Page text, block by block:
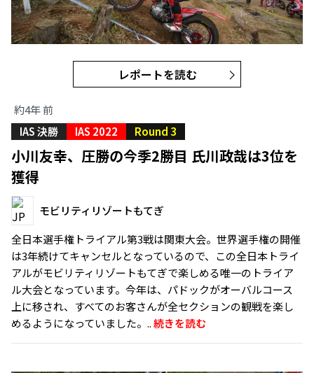
レポートを読む
約4年 前
IAS 決勝
IAS 2022 Round 3
小川友幸、圧勝の今季2勝目 氏川政哉は3位を
獲得
モビリティリゾートもてぎ
全日本選手権トライアル第3戦は関東大会。世界選手権の開催
は3年続けてキャンセルとなっているので、この全日本トライ
アルがモビリティリゾートもてぎで楽しめる唯一のトライア
ル大会となっています。今年は、パドックがオーバルコース
上に移され、すべてのお客さんが全セクションの観戦を楽し
めるようになっていました。..続きを読む